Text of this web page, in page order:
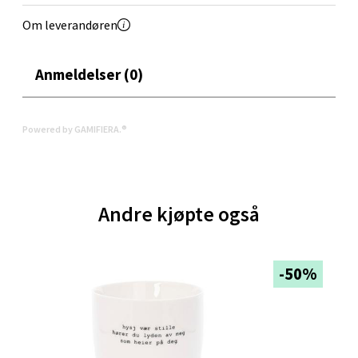
Om leverandøren
Anmeldelser (0)
Powered by GAMIFIERA.®
Andre kjøpte også
-50%
Åpent i dag 10-21
Åpent i dag 10-19
Velg